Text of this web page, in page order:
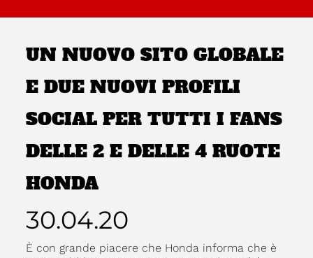
UN NUOVO SITO GLOBALE
E DUE NUOVI PROFILI
SOCIAL PER TUTTI I FANS
DELLE 2 E DELLE 4 RUOTE
HONDA
30.04.20
È con grande piacere che Honda informa che è